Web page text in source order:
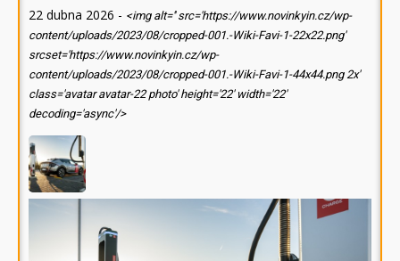
22 dubna 2026 - <img alt='' src='https://www.novinkyin.cz/wp-
content/uploads/2023/08/cropped-001.-Wiki-Favi-1-22x22.png'
srcset='https://www.novinkyin.cz/wp-
content/uploads/2023/08/cropped-001.-Wiki-Favi-1-44x44.png 2x'
class='avatar avatar-22 photo' height='22' width='22'
decoding='async'/>